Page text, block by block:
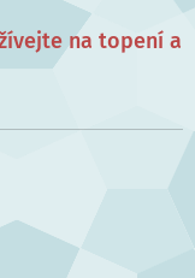
na topení a